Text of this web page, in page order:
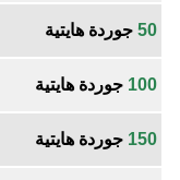
50 جوردة هايتية
100 جوردة هايتية
150 جوردة هايتية